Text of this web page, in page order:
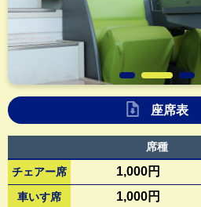
座席表
席種
チェアー席
1,000円
車いす席 1,000円